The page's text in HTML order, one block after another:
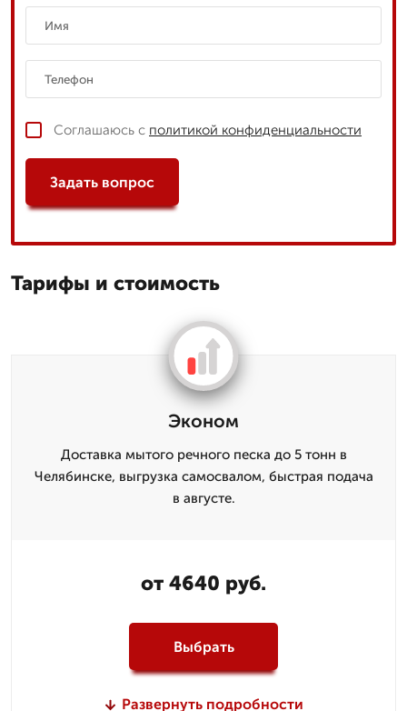
Соглашаюсь с политикой конфиденциальности
Задать вопрос
Тарифы и стоимость
Эконом
Доставка мытого речного песка до 5 тонн в
Челябинске, выгрузка самосвалом, быстрая подача
в августе.
от 4640 руб.
Выбрать
Развернуть подробности